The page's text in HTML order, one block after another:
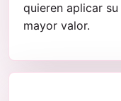
quieren aplicar
mayor valor.